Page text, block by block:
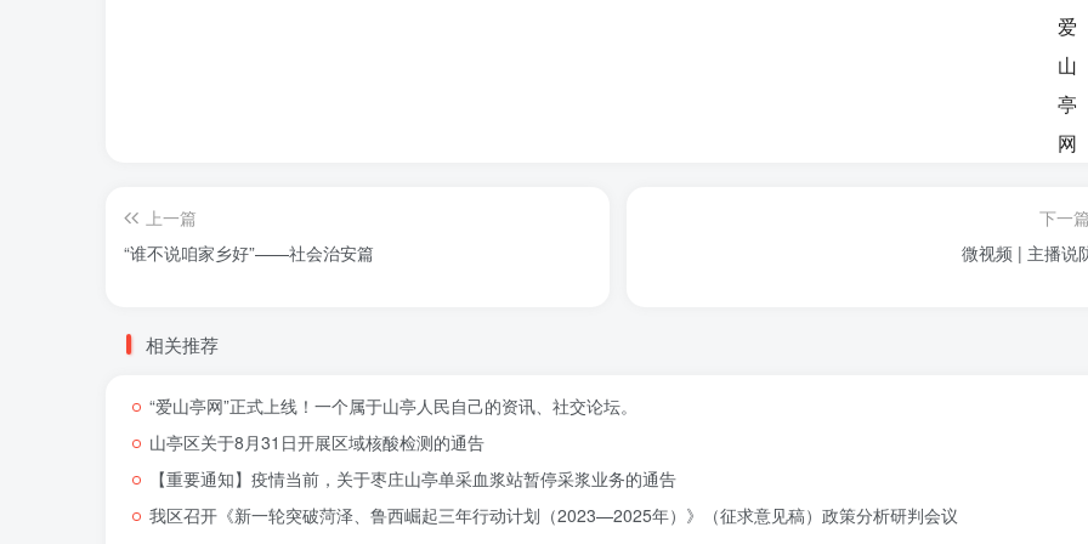
上一篇
“谁不说咱家乡好”——社会治安篇
下一
微视频 | 主播说
相关推荐
“爱山亭网”正式上线！一个属于山亭人民自己的资讯、社交论坛。
山亭区关于8月31日开展区域核酸检测的通告
【重要通知】疫情当前，关于枣庄山亭单采血浆站暂停采浆业务的通告
我区召开《新一轮突破菏泽、鲁西崛起三年行动计划（2023—2025年）》（征求意见稿）政策分析研判会议